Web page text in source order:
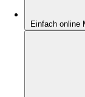
Einfach online